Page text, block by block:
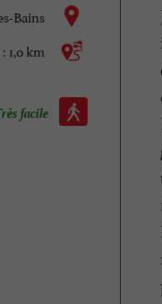
Bains
1,0 km
Marche à pied :
facile